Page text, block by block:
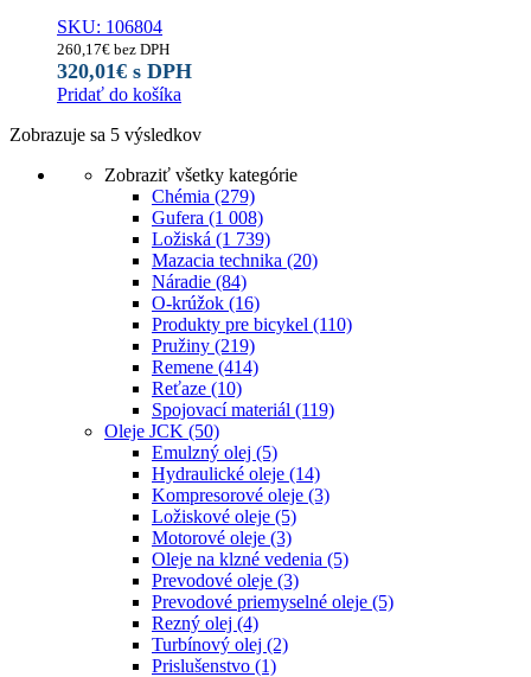
SKU: 106804
260,17€ bez DPH
320,01€ s DPH
Pridať do košíka
Zobrazuje sa 5 výsledkov
Zobraziť všetky kategórie
Chémia (279)
Gufera (1 008)
Ložiská (1 739)
Mazacia technika (20)
Náradie (84)
O-krúžok (16)
Produkty pre bicykel (110)
Pružiny (219)
Remene (414)
Reťaze (10)
Spojovací materiál (119)
Oleje JCK (50)
Emulzný olej (5)
Hydraulické oleje (14)
Kompresorové oleje (3)
Ložiskové oleje (5)
Motorové oleje (3)
Oleje na klzné vedenia (5)
Prevodové oleje (3)
Prevodové priemyselné oleje (5)
Rezný olej (4)
Turbínový olej (2)
Prislušenstvo (1)